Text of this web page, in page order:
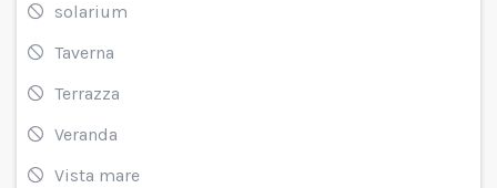
solarium
Taverna
Terrazza
Veranda
Vista mare